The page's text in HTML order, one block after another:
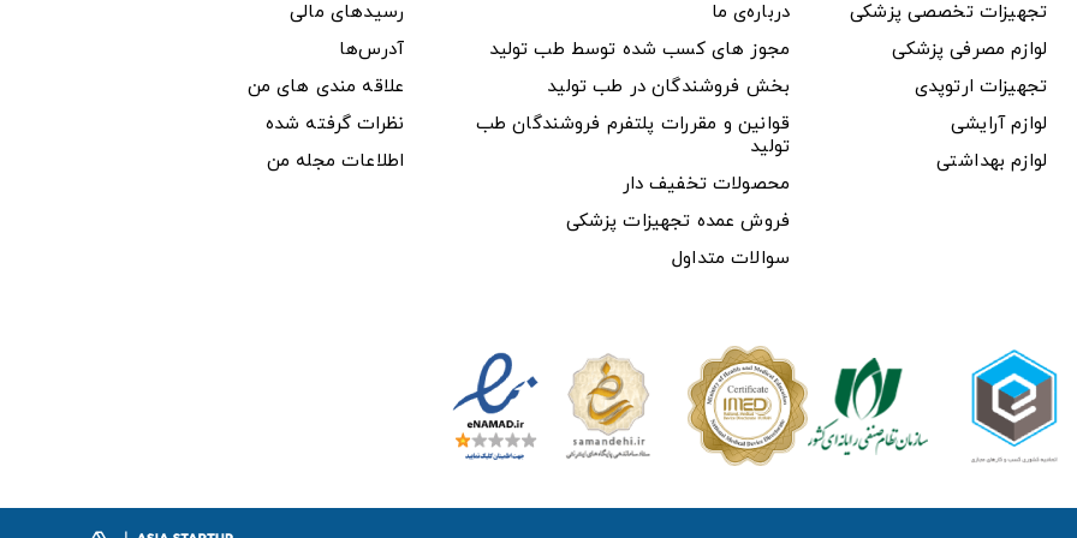
تجهیزات تخصصی پزشکی
لوازم مصرفی پزشکی
تجهیزات ارتوپدی
لوازم آرایشی
لوازم بهداشتی
درباره‌ی ما
مجوز های کسب شده توسط طب تولید
بخش فروشندگان در طب تولید
قوانین و مقررات پلتفرم فروشندگان طب
تولید
محصولات تخفیف دار
فروش عمده تجهیزات پزشکی
سوالات متداول
رسیدهای مالی
آدرس‌ها
علاقه مندی های من
نظرات گرفته شده
اطلاعات مجله من